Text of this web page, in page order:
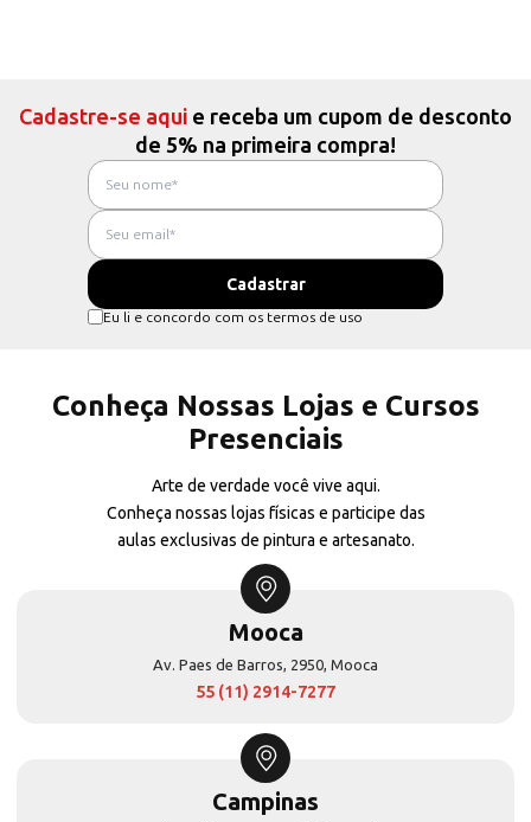
Cadastre-se aqui e receba um cupom de desconto
de 5% na primeira compra!
Eu li e concordo com os termos de uso
Conheça Nossas Lojas e Cursos
Presenciais
Arte de verdade você vive aqui.
Conheça nossas lojas físicas e participe das
aulas exclusivas de pintura e artesanato.
Mooca
Av. Paes de Barros, 2950, Mooca
55 (11) 2914-7277
Campinas